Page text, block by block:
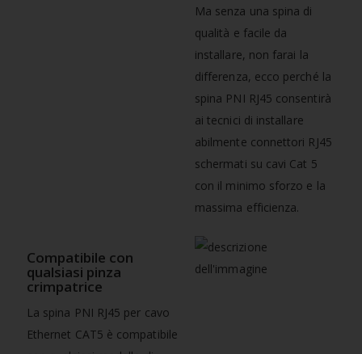
Ma senza una spina di
qualità e facile da
installare, non farai la
differenza, ecco perché la
spina PNI RJ45 consentirà
ai tecnici di installare
abilmente connettori RJ45
schermati su cavi Cat 5
con il minimo sforzo e la
massima efficienza.
Compatibile con
qualsiasi pinza
crimpatrice
La spina PNI RJ45 per cavo
Ethernet CAT5 è compatibile